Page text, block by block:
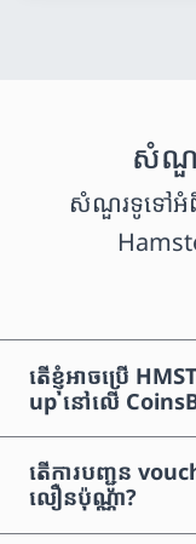
សំណួ
សំណួរទូទៅអំ
តើខ្ញុំអាចប្រើ
up នៅលើ
តើការបញ្ជូន
លឿនប៉ុណ្ណា?